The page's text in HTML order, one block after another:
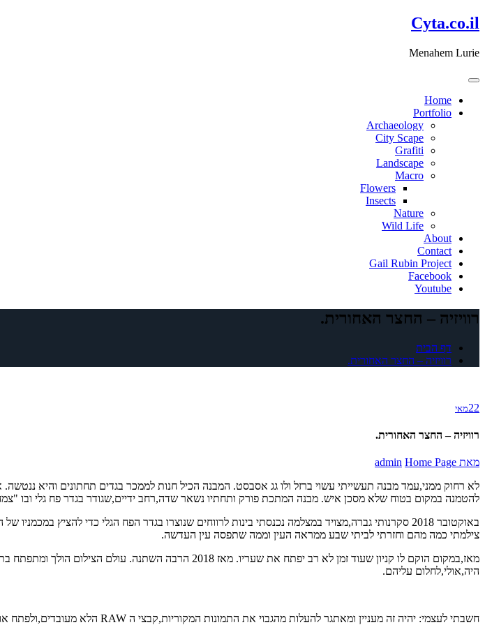
דלג
לתוכן
Cyta.co.il
Menahem Lurie
Home
Portfolio
Archaeology
City Scape
Grafiti
Landscape
Macro
Flowers
Insects
Nature
Wild Life
About
Contact
Gail Rubin Project
Facebook
Youtube
רוויזיה – החצר האחורית.
דף הבית
רוויזיה – החצר האחורית.
22מאי
רוויזיה – החצר האחורית.
מאת admin Home Page
לא רחוק ממני,עמד מבנה תעשייתי עשוי ברזל ולו גג אסבסט. המבנה הכיל חנות לממכר בגדים תחתונים והיא
להטמנה במקום בטוח שלא מסכן איש. מבנה המתכת פורק ותחתיו נשאר שדה,רחב ידיים,שגודר בגדר פח גלי ובו
באוקטובר 2018 סקרנותי גברה,מצויד במצלמה נכנסתי בינות לרווחים שנוצרו בגדר הפח הגלי כדי להציץ
צילמתי כמה מהם וחזרתי לביתי שבע ממראה העין וממה שתפסה עין העדשה.
היה,אולי,לחלום עליהם.
חשבתי לעצמי: יהיה זה מעניין ומאתגר להעלות מהגבוי את התמונות המקוריות,קבצי ה RAW הלא מעובדים,ולפתח אותם מחדש בטכנולוגיה של 2023 שאליה מתווסף הידע והניסיון שצברתי אי מאז.